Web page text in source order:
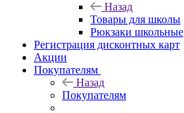
Назад
Товары для школы
Рюкзаки школьные
Регистрация дисконтных карт
Акции
Покупателям
Назад
Покупателям